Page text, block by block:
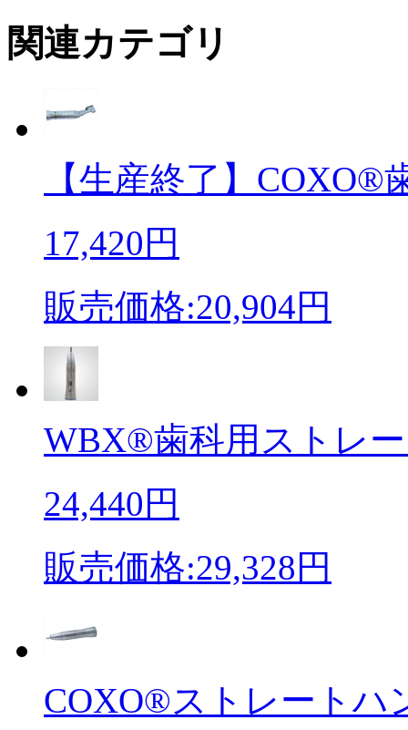
関連カテゴリ
【生産終了】COXO®
17,420円
販売価格:20,904円
WBX®歯科用ストレ
24,440円
販売価格:29,328円
COXO®ストレートハ